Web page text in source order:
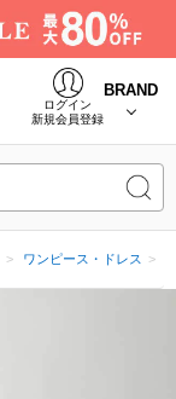
ログイン
新規会員登録
BRAND
ワンピース・ドレス